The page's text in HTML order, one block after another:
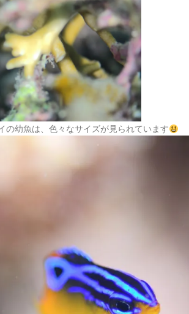
の幼魚は、色々なサイズが見られています